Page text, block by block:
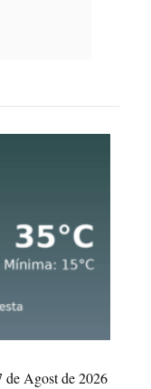
Agost de 2026